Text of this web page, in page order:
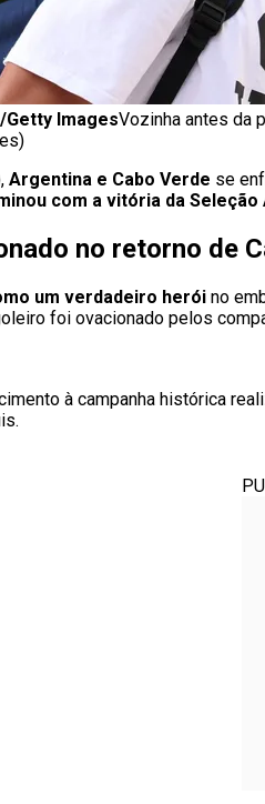
Getty ImagesVozinha antes da
Argentina e Cabo Verde se
com a vitória da Seleção
no retorno de
um verdadeiro herói no
foi ovacionado pelos
à campanha histórica